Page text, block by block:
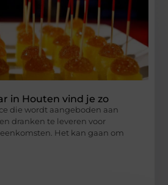
in Houten vind je zo
die wordt aangeboden aan
dranken te leveren voor
Het kan gaan om